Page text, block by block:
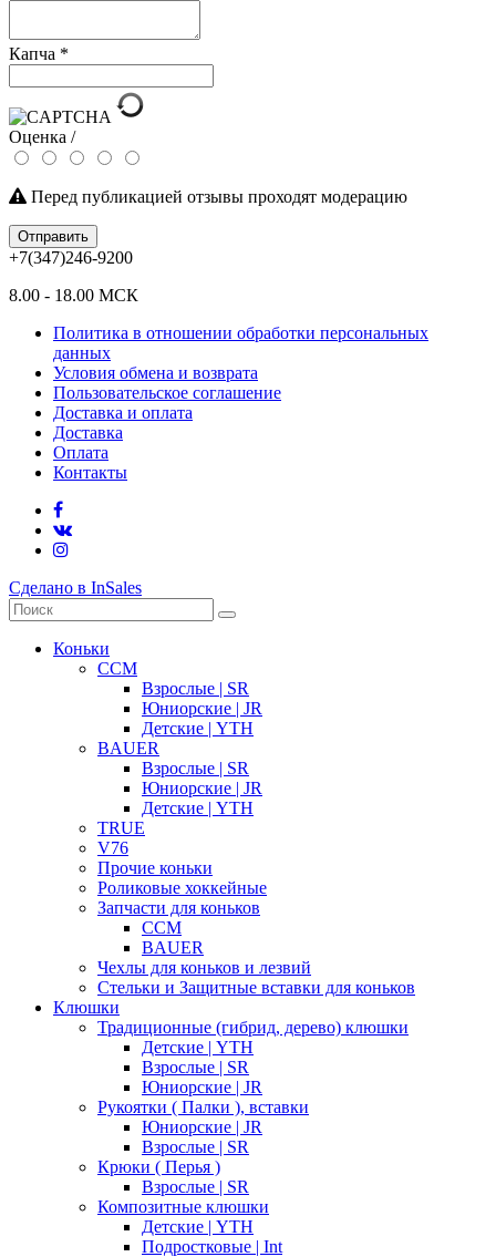
Капча *
Оценка /
Перед публикацией отзывы проходят модерацию
Отправить
+7(347)246-9200
8.00 - 18.00 МСК
Политика в отношении обработки персональных
данных
Условия обмена и возврата
Пользовательское соглашение
Доставка и оплата
Доставка
Оплата
Контакты
Сделано в InSales
Коньки
CCM
Взрослые | SR
Юниорские | JR
Детские | YTH
BAUER
Взрослые | SR
Юниорские | JR
Детские | YTH
TRUE
V76
Прочие коньки
Роликовые хоккейные
Запчасти для коньков
CCM
BAUER
Чехлы для коньков и лезвий
Стельки и Защитные вставки для коньков
Клюшки
Традиционные (гибрид, дерево) клюшки
Детские | YTH
Взрослые | SR
Юниорские | JR
Рукоятки ( Палки ), вставки
Юниорские | JR
Взрослые | SR
Крюки ( Перья )
Взрослые | SR
Композитные клюшки
Детские | YTH
Подростковые | Int